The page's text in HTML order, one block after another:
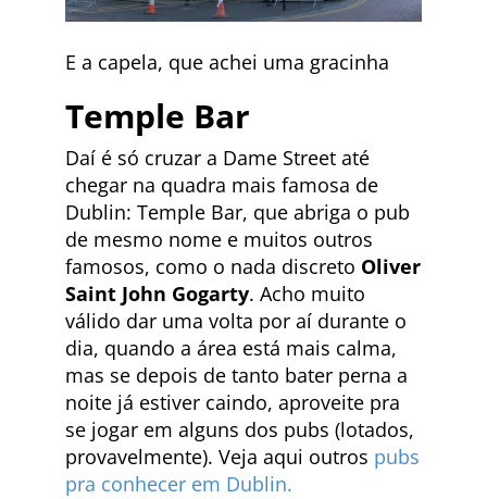
E a capela, que achei uma gracinha
Temple Bar
Daí é só cruzar a Dame Street até
chegar na quadra mais famosa de
Dublin: Temple Bar, que abriga o pub
de mesmo nome e muitos outros
famosos, como o nada discreto Oliver
Saint John Gogarty. Acho muito
válido dar uma volta por aí durante o
dia, quando a área está mais calma,
mas se depois de tanto bater perna a
noite já estiver caindo, aproveite pra
se jogar em alguns dos pubs (lotados,
provavelmente). Veja aqui outros pubs
pra conhecer em Dublin.